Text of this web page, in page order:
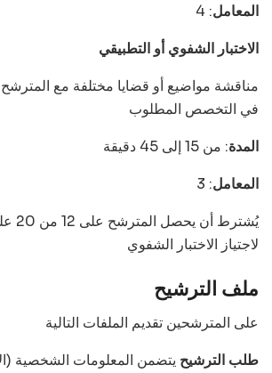
المعامل: 4
الاختبار الشفوي أو التطبيقي
مناقشة مواضيع أو قضايا مختلفة مع المترشح
في التخصص المطلوب
المدة: من 15 إلى 45 دقيقة
المعامل: 3
لاجتياز الاختبار الشفوي
ملف الترشيح
على المترشحين تقديم الملفات التالية
طلب الترشيح يتضمن المعلومات الشخصية